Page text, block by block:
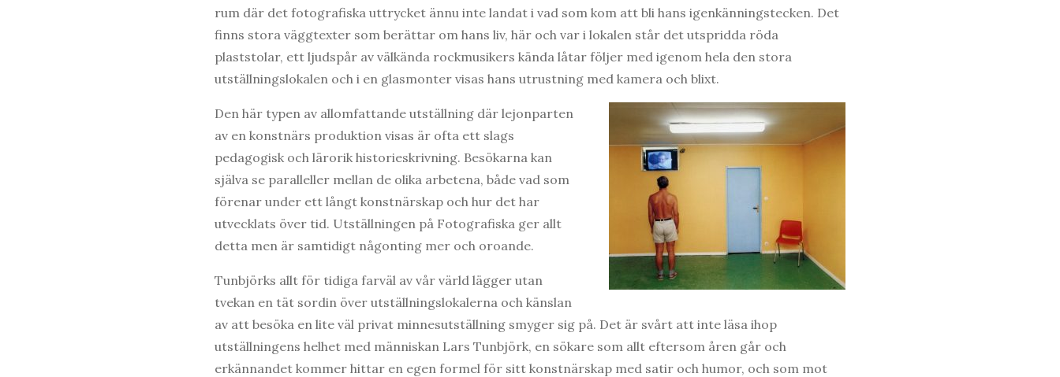
rum där det fotografiska uttrycket ännu inte landat i vad som kom att bli hans igenkänningstecken. Det
finns stora väggtexter som berättar om hans liv, här och var i lokalen står det utspridda röda
plaststolar, ett ljudspår av välkända rockmusikers kända låtar följer med igenom hela den stora
utställningslokalen och i en glasmonter visas hans utrustning med kamera och blixt.
Den här typen av allomfattande utställning där lejonparten
av en konstnärs produktion visas är ofta ett slags
pedagogisk och lärorik historieskrivning. Besökarna kan
själva se paralleller mellan de olika arbetena, både vad som
förenar under ett långt konstnärskap och hur det har
utvecklats över tid. Utställningen på Fotografiska ger allt
detta men är samtidigt någonting mer och oroande.
Tunbjörks allt för tidiga farväl av vår värld lägger utan
tvekan en tät sordin över utställningslokalerna och känslan
av att besöka en lite väl privat minnesutställning smyger sig på. Det är svårt att inte läsa ihop
utställningens helhet med människan Lars Tunbjörk, en sökare som allt eftersom åren går och
erkännandet kommer hittar en egen formel för sitt konstnärskap med satir och humor, och som mot